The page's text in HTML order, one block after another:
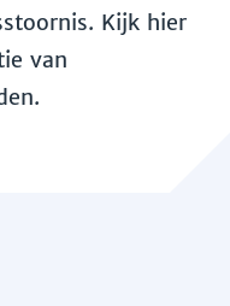
Kijk hier
van